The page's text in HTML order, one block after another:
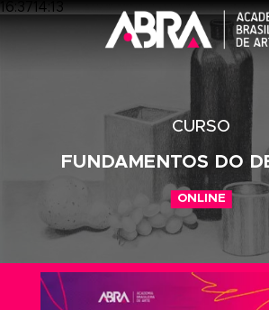
16:3714:13
CURSO
FUNDAMENTOS